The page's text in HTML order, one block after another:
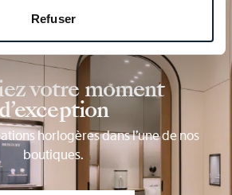
Refuser
votre moment
horlogères dans l’une de nos
boutiques.